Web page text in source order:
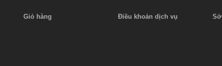
Giỏ hàng Điều khoản dịch vụ